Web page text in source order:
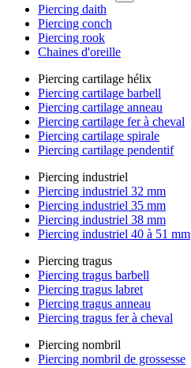
Piercing daith
Piercing conch
Piercing rook
Chaines d'oreille
Piercing cartilage hélix
Piercing cartilage barbell
Piercing cartilage anneau
Piercing cartilage fer à cheval
Piercing cartilage spirale
Piercing cartilage pendentif
Piercing industriel
Piercing industriel 32 mm
Piercing industriel 35 mm
Piercing industriel 38 mm
Piercing industriel 40 à 51 mm
Piercing tragus
Piercing tragus barbell
Piercing tragus labret
Piercing tragus anneau
Piercing tragus fer à cheval
Piercing nombril
Piercing nombril de grossesse